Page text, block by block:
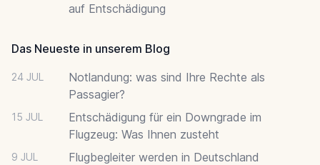
auf Entschädigung
Das Neueste in unserem Blog
24 JUL
Notlandung: was sind Ihre Rechte als
Passagier?
15 JUL
Entschädigung für ein Downgrade im
Flugzeug: Was Ihnen zusteht
9 JUL Flugbegleiter werden in Deutschland